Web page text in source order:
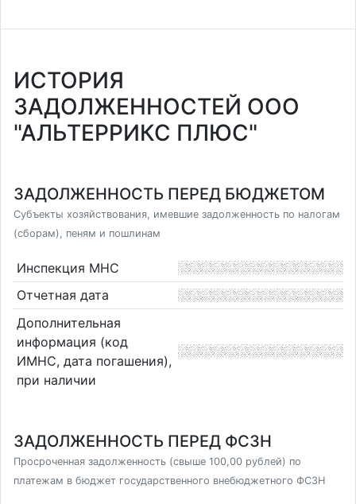
ИСТОРИЯ
ЗАДОЛЖЕННОСТЕЙ ООО
"АЛЬТЕРРИКС ПЛЮС"
ЗАДОЛЖЕННОСТЬ ПЕРЕД БЮДЖЕТОМ
Субъекты хозяйствования, имевшие задолженность по налогам
(сборам), пеням и пошлинам
Инспекция МНС
Отчетная дата
Дополнительная
информация (код
ИМНС, дата погашения),
при наличии
ЗАДОЛЖЕННОСТЬ ПЕРЕД ФСЗН
Просроченная задолженность (свыше 100,00 рублей) по
платежам в бюджет государственного внебюджетного ФСЗН